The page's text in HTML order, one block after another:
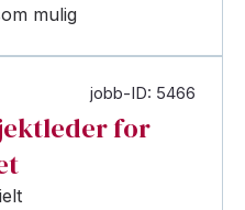
mulig
jobb-ID: 5466
for